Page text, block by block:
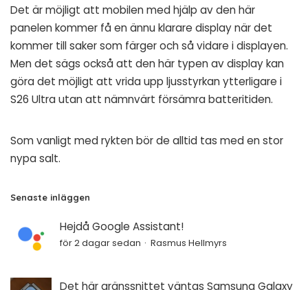
Det är möjligt att mobilen med hjälp av den här
panelen kommer få en ännu klarare display när det
kommer till saker som färger och så vidare i displayen.
Men det sägs också att den här typen av display kan
göra det möjligt att vrida upp ljusstyrkan ytterligare i
S26 Ultra utan att nämnvärt försämra batteritiden.
Som vanligt med rykten bör de alltid tas med en stor
nypa salt.
Senaste inläggen
Hejdå Google Assistant!
för 2 dagar sedan Rasmus Hellmyrs
Det här gränssnittet väntas Samsung Galaxy